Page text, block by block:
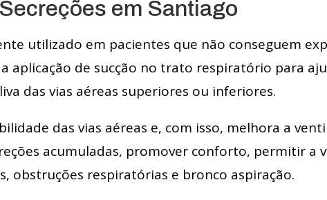
em Santiago
utilizado em pacientes que não conseguem
aplicação de sucção no trato respiratório para
das vias aéreas superiores ou inferiores.
das vias aéreas e, com isso, melhora a
acumuladas, promover conforto, permitir a
obstruções respiratórias e bronco aspiração.